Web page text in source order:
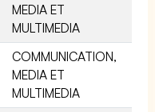
MEDIA ET
MULTIMEDIA
COMMUNICATION,
MEDIA ET
MULTIMEDIA